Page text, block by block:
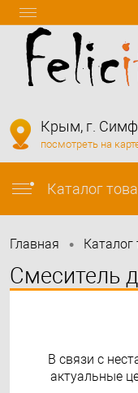
info@felicita-
Крым, г.
посмотреть на
Каталог
Главная • Каталог
Смеситель
В связи с
актуальные